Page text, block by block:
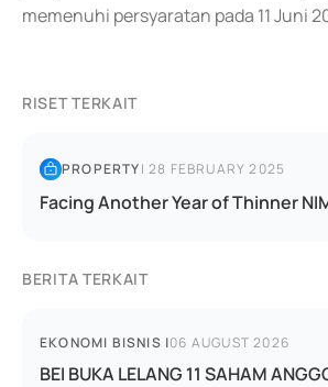
memenuhi persyaratan pada 11 Juni
RISET TERKAIT
PROPERTY|28 FEBRUARY 2025
Facing Another Year of Thinner
BERITA TERKAIT
EKONOMI BISNIS |06 AUGUST 2026
BEI BUKA LELANG 11 SAHAM